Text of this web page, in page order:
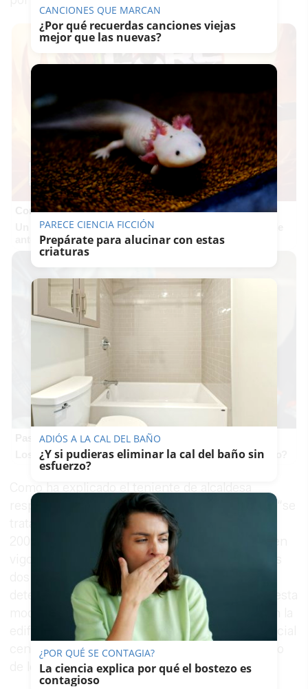
Corepunk MMORPG
Un verdadero MMORPG de la vieja escuela ¡Cómo los de
antes, pero mejor!
Pasaportes que abren puertas
Los pasaportes más poderosos del mundo, ¿está el tuyo?
responsable de Urbanismo,
trata de una modificación del Plan General de
2009, que es el que actualmente se encuentra en
vigor, tras haber sido anuladas por los tribunales
dos figuras de planeamiento y que afectan a
determinadas parcelas de Luz Shopping”. Con esta
modificación, según ha señalado, “se reordenan la
edificabilidad y los volúmenes de la zona comercial
central, sin que ello suponga ningún incremento
de lo construido”.
CANCIONES QUE MARCAN
¿Por qué recuerdas canciones viejas
mejor que las nuevas?
PARECE CIENCIA FICCIÓN
Prepárate para alucinar con estas
criaturas
ADIÓS A LA CAL DEL BAÑO
¿Y si pudieras eliminar la cal del baño sin
esfuerzo?
¿POR QUÉ SE CONTAGIA?
La ciencia explica por qué el bostezo es
contagioso